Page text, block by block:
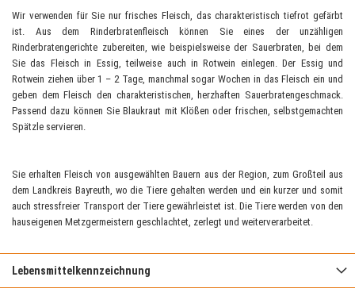
Wir verwenden für Sie nur frisches Fleisch, das charakteristisch tiefrot gefärbt
ist. Aus dem Rinderbratenfleisch können Sie eines der unzähligen
Rinderbratengerichte zubereiten, wie beispielsweise der Sauerbraten, bei dem
Sie das Fleisch in Essig, teilweise auch in Rotwein einlegen. Der Essig und
Rotwein ziehen über 1 – 2 Tage, manchmal sogar Wochen in das Fleisch ein und
geben dem Fleisch den charakteristischen, herzhaften Sauerbratengeschmack.
Passend dazu können Sie Blaukraut mit Klößen oder frischen, selbstgemachten
Spätzle servieren.
Sie erhalten Fleisch von ausgewählten Bauern aus der Region, zum Großteil aus
dem Landkreis Bayreuth, wo die Tiere gehalten werden und ein kurzer und somit
auch stressfreier Transport der Tiere gewährleistet ist. Die Tiere werden von den
hauseigenen Metzgermeistern geschlachtet, zerlegt und weiterverarbeitet.
Lebensmittelkennzeichnung